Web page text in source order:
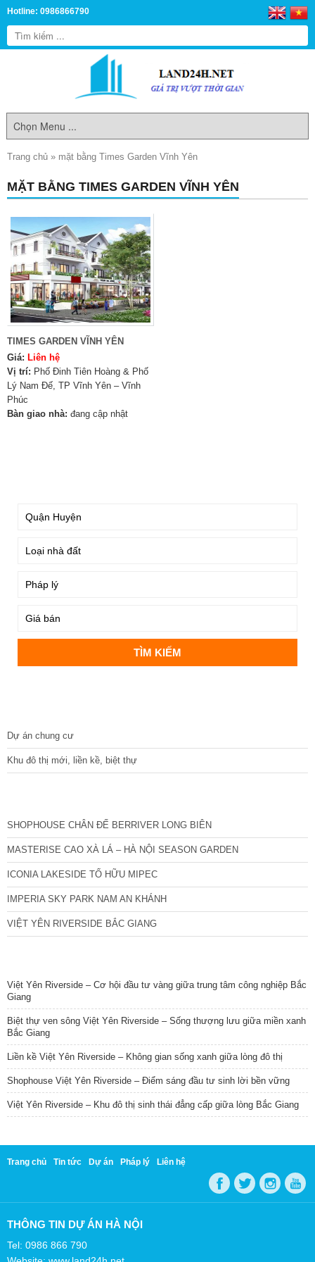
Hotline: 0986866790
Trang chủ » mặt bằng Times Garden Vĩnh Yên
MẶT BẰNG TIMES GARDEN VĨNH YÊN
TIMES GARDEN VĨNH YÊN
Giá: Liên hệ
Vị trí: Phố Đinh Tiên Hoàng & Phố
Lý Nam Đế, TP Vĩnh Yên – Vĩnh
Phúc
Bàn giao nhà: đang cập nhật
Dự án chung cư
Khu đô thị mới, liền kề, biệt thự
SHOPHOUSE CHÂN ĐẾ BERRIVER LONG BIÊN
MASTERISE CAO XÀ LÁ – HÀ NỘI SEASON GARDEN
ICONIA LAKESIDE TỐ HỮU MIPEC
IMPERIA SKY PARK NAM AN KHÁNH
VIỆT YÊN RIVERSIDE BẮC GIANG
Việt Yên Riverside – Cơ hội đầu tư vàng giữa trung tâm công nghiệp Bắc
Giang
Biệt thự ven sông Việt Yên Riverside – Sống thượng lưu giữa miền xanh
Bắc Giang
Liền kề Việt Yên Riverside – Không gian sống xanh giữa lòng đô thị
Shophouse Việt Yên Riverside – Điểm sáng đầu tư sinh lời bền vững
Việt Yên Riverside – Khu đô thị sinh thái đẳng cấp giữa lòng Bắc Giang
Trang chủ Tin tức Dự án Pháp lý Liên hệ
THÔNG TIN DỰ ÁN HÀ NỘI
Tel: 0986 866 790